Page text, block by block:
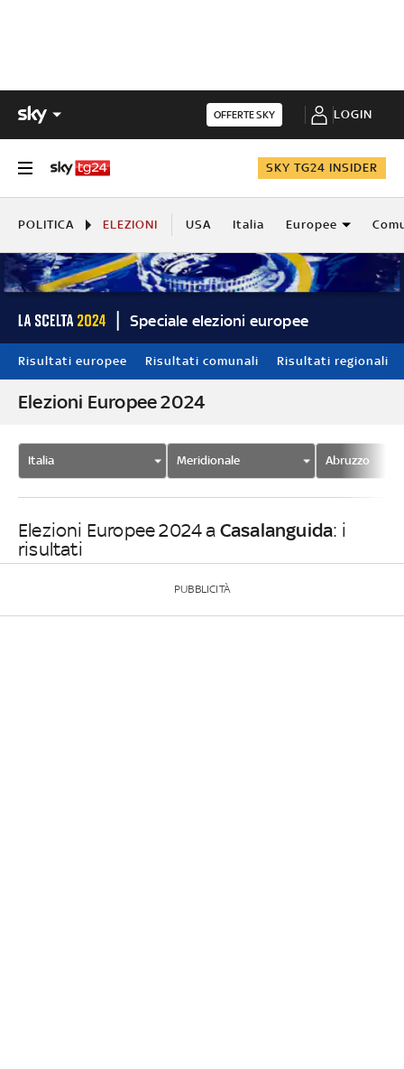
OFFERTE SKY LOGIN
SKY TG24 INSIDER
POLITICA ELEZIONI USA Italia Europee
Speciale elezioni europee
Risultati europee Risultati comunali Risultati regionali
Elezioni Europee 2024
Italia Meridionale Abruzzo
Elezioni Europee 2024 a Casalanguida: i
risultati
PUBBLICITÀ